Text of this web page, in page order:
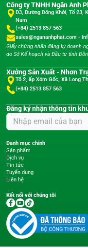
Công ty TNHH Ngân Anh
Đ3, Đường Đồng Khởi, Tổ 23,
Nam
(+84) 2513 857 563
sales@ngananhphat.com -
Giấy chứng nhận đăng ký doanh
do Sở Kế hoạch và Đầu tư tỉnh
Xưởng Sản Xuất - Nhơn
Tổ 2, ấp Xóm Gốc, Xã Long
(+84) 2513 857 563
Đăng ký nhận thông tin
Danh mục chính
Sản phẩm
Dịch vụ
Tin tức
Tuyển dụng
Liên hệ
Kết nối với chúng tôi